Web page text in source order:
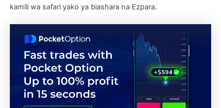
kamili wa safari yako ya biashara na Ezpara.